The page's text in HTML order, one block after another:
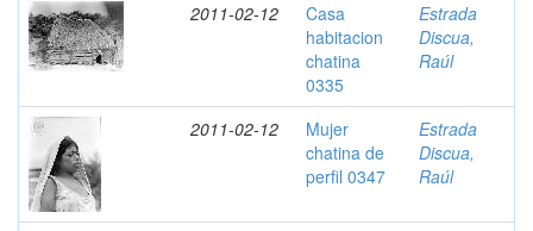
2011-02-12
Casa
habitacion
chatina
0335
Estrada
Discua,
Raúl
2011-02-12
Mujer
chatina de
perfil 0347
Estrada
Discua,
Raúl